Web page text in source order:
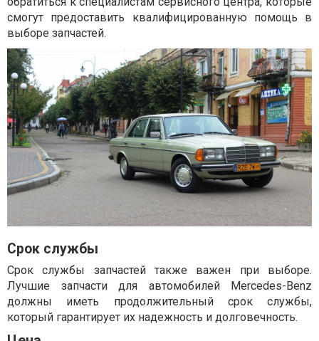
смогут предоставить квалифицированную помощь в
выборе запчастей.
Срок службы
Срок службы запчастей также важен при выборе.
Лучшие запчасти для автомобилей Mercedes-Benz
должны иметь продолжительный срок службы,
который гарантирует их надежность и долговечность.